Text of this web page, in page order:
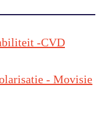
-CVD
- Movisie